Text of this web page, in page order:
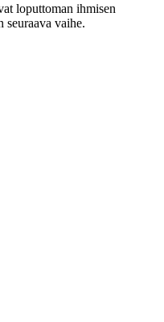
loputtoman ihmisen
seuraava vaihe.